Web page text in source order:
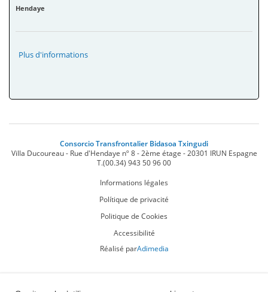
Hendaye
Plus d'informations
Consorcio Transfrontalier Bidasoa Txingudi
Villa Ducoureau - Rue d'Hendaye nº 8 - 2ème étage -20301 IRUN Espagne
T.(00.34) 943 50 96 00
Informations légales
Polítique de privacité
Politique de Cookies
Accessibilité
Réalisé parAdimedia